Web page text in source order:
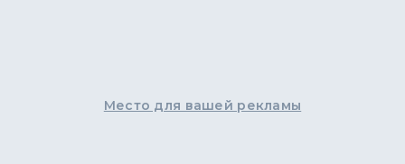
Место для вашей рекламы